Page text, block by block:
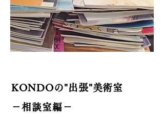
KONDOの"出張"美術室
－相談室編－